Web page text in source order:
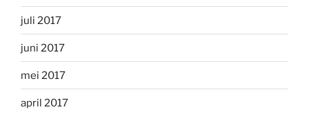
juli 2017
juni 2017
mei 2017
april 2017